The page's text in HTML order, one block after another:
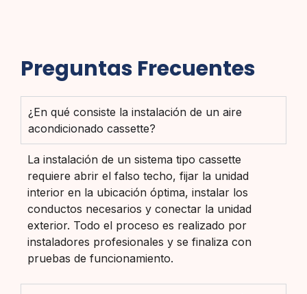
Preguntas Frecuentes
¿En qué consiste la instalación de un aire
acondicionado cassette?
La instalación de un sistema tipo cassette
requiere abrir el falso techo, fijar la unidad
interior en la ubicación óptima, instalar los
conductos necesarios y conectar la unidad
exterior. Todo el proceso es realizado por
instaladores profesionales y se finaliza con
pruebas de funcionamiento.